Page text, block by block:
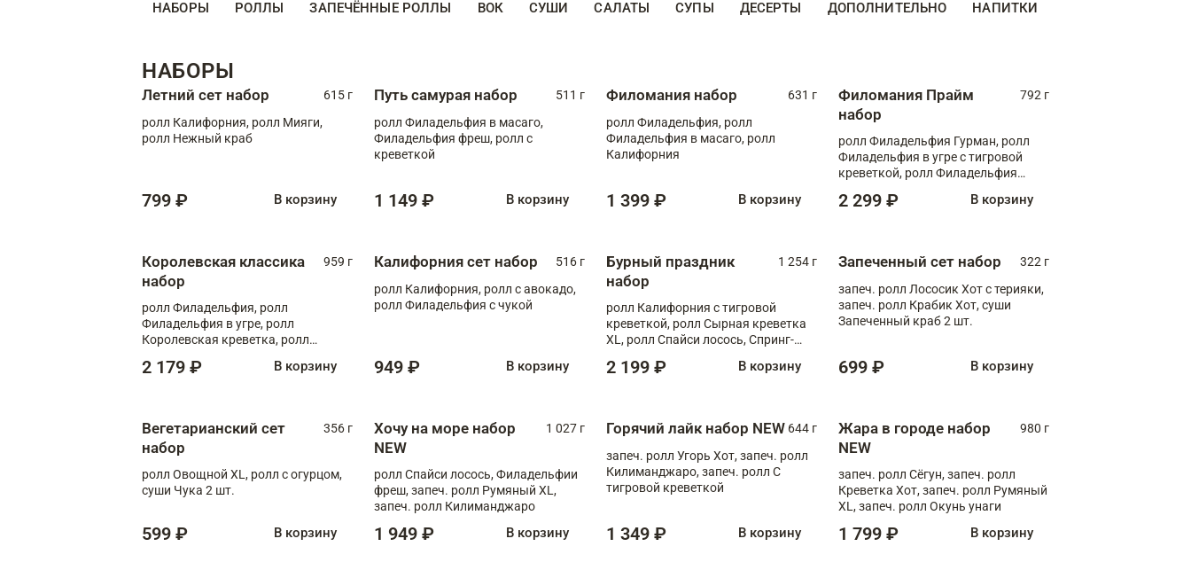
НАБОРЫ РОЛЛЫ ЗАПЕЧЁННЫЕ РОЛЛЫ ВОК СУШИ САЛАТЫ СУПЫ ДЕСЕРТЫ ДОПОЛНИТЕЛЬНО НАПИТКИ
НАБОРЫ
Летний сет набор
615 г
ролл Калифорния, ролл Мияги,
ролл Нежный краб
799 ₽ В корзину
Путь самурая набор
511 г
ролл Филадельфия в масаго,
Филадельфия фреш, ролл с
креветкой
1 149 ₽ В корзину
Филомания набор
631 г
ролл Филадельфия, ролл
Филадельфия в масаго, ролл
Калифорния
1 399 ₽ В корзину
Филомания Прайм
набор
792 г
ролл Филадельфия Гурман, ролл
Филадельфия в угре с тигровой
креветкой, ролл Филадельфия
2 299 ₽ В корзину
Королевская классика
набор
959 г
ролл Филадельфия, ролл
Филадельфия в угре, ролл
Королевская креветка, ролл
2 179 ₽ В корзину
Калифорния сет набор
516 г
ролл Калифорния, ролл с авокадо,
ролл Филадельфия с чукой
949 ₽ В корзину
Бурный праздник
набор
1 254 г
ролл Калифорния с тигровой
креветкой, ролл Сырная креветка
XL, ролл Спайси лосось, Спринг-
Медовая креветка
2 199 ₽ В корзину
Запеченный сет набор
322 г
запеч. ролл Лососик Хот с терияки,
запеч. ролл Крабик Хот, суши
Запеченный краб 2 шт.
699 ₽ В корзину
Вегетарианский сет
набор
356 г
ролл Овощной XL, ролл с огурцом,
суши Чука 2 шт.
599 ₽ В корзину
Хочу на море набор
NEW
1 027 г
ролл Спайси лосось, Филадельфии
фреш, запеч. ролл Румяный XL,
запеч. ролл Килиманджаро
1 949 ₽ В корзину
Горячий лайк набор NEW 644 г
запеч. ролл Угорь Хот, запеч. ролл
Килиманджаро, запеч. ролл С
тигровой креветкой
1 349 ₽ В корзину
Жара в городе набор
NEW
980 г
запеч. ролл Сёгун, запеч. ролл
Креветка Хот, запеч. ролл Румяный
XL, запеч. ролл Окунь унаги
1 799 ₽ В корзину